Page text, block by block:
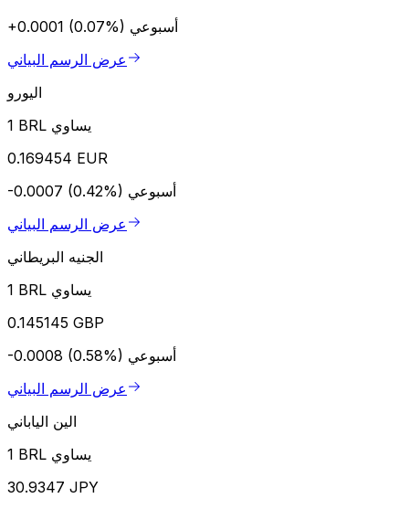
+0.0001 (0.07%) أسبوعي
عرض الرسم البياني
اليورو
1 BRL يساوي
0.169454 EUR
-0.0007 (0.42%) أسبوعي
عرض الرسم البياني
الجنيه البريطاني
1 BRL يساوي
0.145145 GBP
-0.0008 (0.58%) أسبوعي
عرض الرسم البياني
الين الياباني
1 BRL يساوي
30.9347 JPY